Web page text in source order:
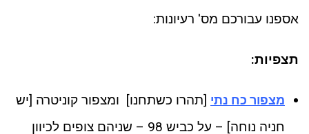
סמן קישורים
אספנו עבורכם מס' רעיונות:
תצפיות:
מצפור כח נתי [תהרו כשתחנו] ומצפור קוניטרה [יש
חניה נוחה] – על כביש 98 – שניהם צופים לכיוון